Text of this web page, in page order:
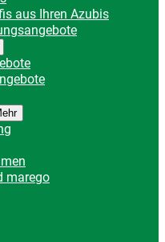
aus Ihren Azubis
marego